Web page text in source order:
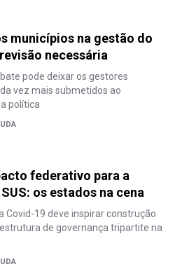
municípios na gestão do
necessária
pode deixar os gestores
vez mais submetidos ao
política
federativo para a
os estados na cena
Covid-19 deve inspirar construção
de governança tripartite na